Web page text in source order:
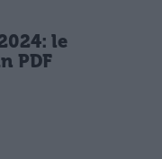
le
PDF